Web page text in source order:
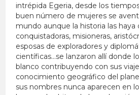
intrépida Egeria, desde los
buen número de mujeres se
mundo aunque la historia las haya
conquistadoras, misioneras,
esposas de exploradores y
científicas…se lanzaron allí donde
blanco contribuyendo con sus
conocimiento geográfico del
sus nombres nunca aparecen en